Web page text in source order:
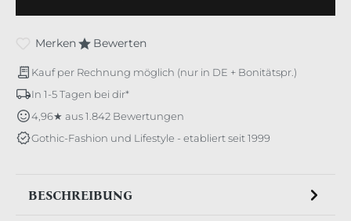
Merken Bewerten
Kauf per Rechnung möglich (nur in DE + Bonitätspr.)
In 1-5 Tagen bei dir*
4,96★ aus 1.842 Bewertungen
Gothic-Fashion und Lifestyle - etabliert seit 1999
BESCHREIBUNG